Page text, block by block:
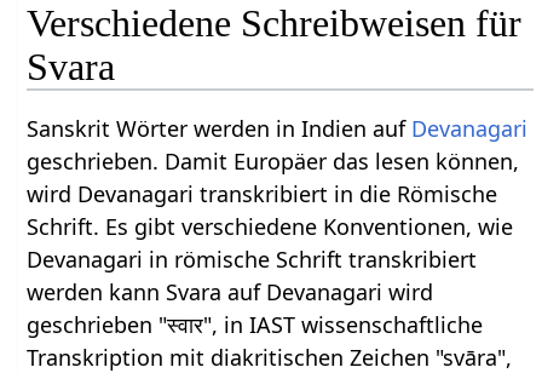
Verschiedene Schreibweisen für
Svara
Sanskrit Wörter werden in Indien auf Devanagari
geschrieben. Damit Europäer das lesen können,
wird Devanagari transkribiert in die Römische
Schrift. Es gibt verschiedene Konventionen, wie
Devanagari in römische Schrift transkribiert
werden kann Svara auf Devanagari wird
geschrieben "स्वार", in IAST wissenschaftliche
Transkription mit diakritischen Zeichen "svāra",